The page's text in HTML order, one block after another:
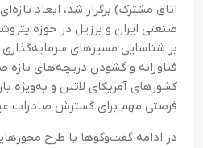
اتاق مشترک) برگزار شد، ابعاد
صنعتی ایران و برزیل در حوزه
بر شناسایی مسیرهای
فناورانه و گشودن دریچه‌های تازه
کشورهای آمریکای لاتین و به‌ویژه
فرصتی مهم برای گسترش صادرات
در ادامه گفت‌وگوها با طرح